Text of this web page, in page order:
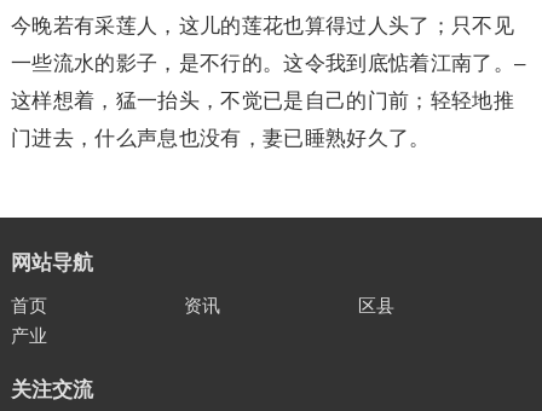
今晚若有采莲人，这儿的莲花也算得过人头了；只不见
一些流水的影子，是不行的。这令我到底惦着江南了。–
这样想着，猛一抬头，不觉已是自己的门前；轻轻地推
门进去，什么声息也没有，妻已睡熟好久了。
网站导航
首页 资讯
区县
产业
关注交流